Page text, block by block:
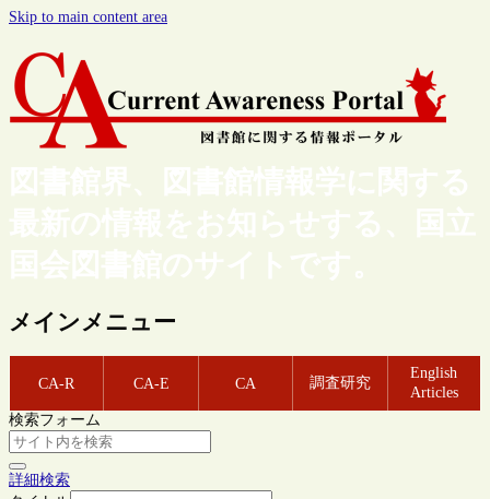
Skip to main content area
図書館界、図書館情報学に関する
最新の情報をお知らせする、国立
国会図書館のサイトです。
メインメニュー
CA-R CA-E CA 調査研究
English
Articles
検索フォーム
詳細検索